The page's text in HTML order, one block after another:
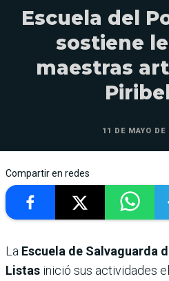
Escuela del
sostiene
maestras
11 DE MAYO
Compartir en redes
La Escuela de Salvaguarda
Listas inició sus actividades